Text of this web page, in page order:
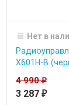
Нет в
X601H-B
4 990₽
3 287 ₽